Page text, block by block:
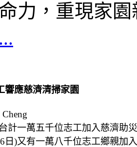
力，重現家
響應慈濟清掃家園
Cheng
計一萬五千位志工加入慈濟助
日)又有一萬八千位志工鄉親加